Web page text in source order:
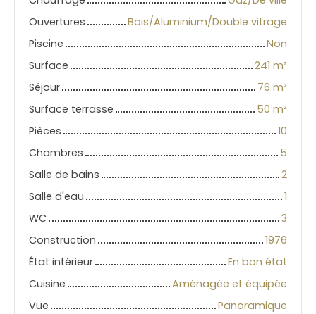
Ouvertures
Bois/Aluminium/Double vitrage
Piscine
Non
Surface
241 m²
Séjour
76 m²
Surface terrasse
50 m²
Pièces
10
Chambres
5
Salle de bains
2
Salle d'eau
1
WC
3
Construction
1976
État intérieur
En bon état
Cuisine
Aménagée et équipée
Vue
Panoramique